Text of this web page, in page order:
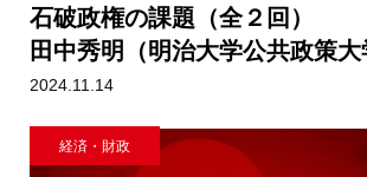
石破政権の課題（全２回）
田中秀明（明治大学公共政策大
2024.11.14
経済・財政